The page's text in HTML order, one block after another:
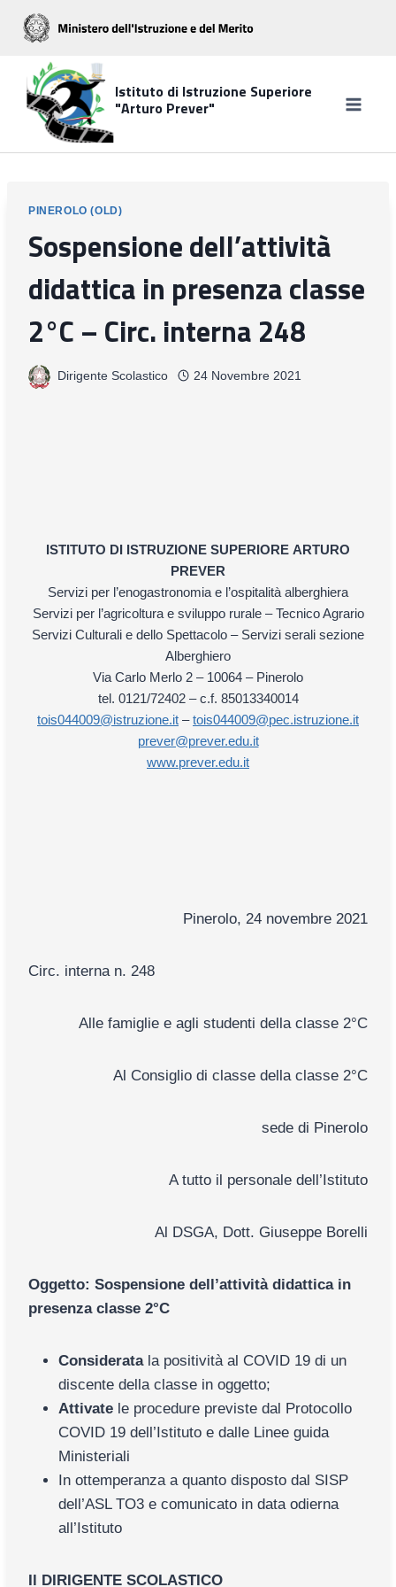
Salta
contenuto
Istituto di Istruzione Superiore
"Arturo Prever"
PINEROLO (OLD)
Sospensione dell’attività
didattica in presenza classe
2°C – Circ. interna 248
Dirigente Scolastico 24 Novembre 2021
ISTITUTO DI ISTRUZIONE SUPERIORE ARTURO
PREVER
Servizi per l’enogastronomia e l’ospitalità alberghiera
Servizi per l’agricoltura e sviluppo rurale – Tecnico Agrario
Servizi Culturali e dello Spettacolo – Servizi serali sezione
Alberghiero
Via Carlo Merlo 2 – 10064 – Pinerolo
tel. 0121/72402 – c.f. 85013340014
tois044009@istruzione.it –tois044009@pec.istruzione.it
prever@prever.edu.it
www.prever.edu.it
Pinerolo, 24 novembre 2021
Circ. interna n. 248
Alle famiglie e agli studenti della classe 2°C
Al Consiglio di classe della classe 2°C
sede di Pinerolo
A tutto il personale dell’Istituto
Al DSGA, Dott. Giuseppe Borelli
Oggetto: Sospensione dell’attività didattica in
presenza classe 2°C
Consideratala positività al COVID 19 di un
discente della classe in oggetto;
Attivate le procedure previste dal Protocollo
COVID 19 dell’Istituto e dalle Linee guida
Ministeriali
In ottemperanza a quanto disposto dal SISP
dell’ASL TO3 e comunicato in data odierna
all’Istituto
Il DIRIGENTE SCOLASTICO